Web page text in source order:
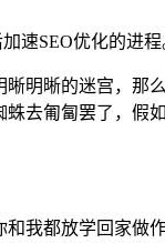
速SEO优化的进程
明晰的迷宫，那
去匍匐罢了，假
我都放学回家做